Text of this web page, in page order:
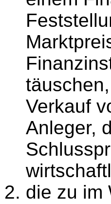
Verkauf
Anleger,
die zu im